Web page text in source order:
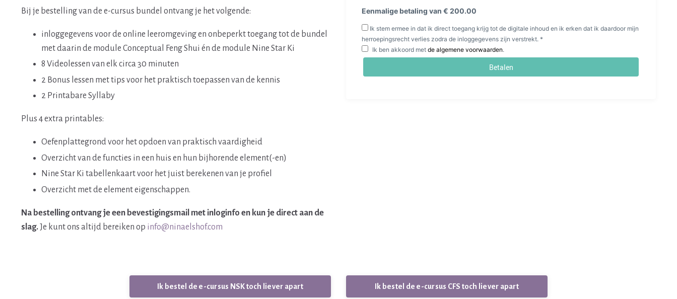
Bij je bestelling van de e-cursus bundel ontvang je het volgende:
inloggegevens voor de online leeromgeving en onbeperkt toegang tot de bundel
met daarin de module Conceptual Feng Shui én de module Nine Star Ki
8 Videolessen van elk circa 30 minuten
2 Bonus lessen met tips voor het praktisch toepassen van de kennis
2 Printabare Syllaby
Plus 4 extra printables:
Oefenplattegrond voor het opdoen van praktisch vaardigheid
Overzicht van de functies in een huis en hun bijhorende element(-en)
Nine Star Ki tabellenkaart voor het juist berekenen van je profiel
Overzicht met de element eigenschappen.
Na bestelling ontvang je een bevestigingsmail met inloginfo en kun je direct aan de
slag.Je kunt ons altijd bereiken op info@ninaelshof.com
Ik bestel de e-cursus NSK toch liever apart Ik bestel de e-cursus CFS toch liever apart